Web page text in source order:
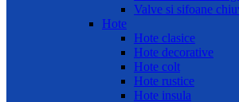
Valve si sifoane
Hote
Hote clasice
Hote decorative
Hote colt
Hote rustice
Hote insula